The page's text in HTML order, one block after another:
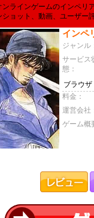
ンラインゲームのインペリ
ショット、動画、ユーザー
インペ
ジャンル
サービス
態：
ブラウザ
料金：
運営会社
ゲーム概